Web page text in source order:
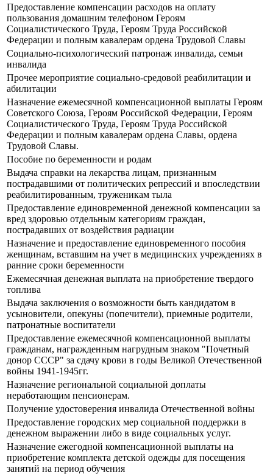
Предоставление компенсации расходов на оплату
пользования домашним телефоном Героям
Социалистического Труда, Героям Труда Российской
Федерации и полным кавалерам ордена Трудовой Славы
Социально-психологический патронаж инвалида, семьи
инвалида
Прочее мероприятие социально-средовой реабилитации и
абилитации
Назначение ежемесячной компенсационной выплаты Героям
Советского Союза, Героям Российской Федерации, Героям
Социалистического Труда, Героям Труда Российской
Федерации и полным кавалерам ордена Славы, ордена
Трудовой Славы.
Пособие по беременности и родам
Выдача справки на лекарства лицам, признанным
пострадавшими от политических репрессий и впоследствии
реабилитированным, труженикам тыла
Предоставление единовременной денежной компенсации за
вред здоровью отдельным категориям граждан,
пострадавших от воздействия радиации
Назначение и предоставление единовременного пособия
женщинам, вставшим на учет в медицинских учреждениях в
ранние сроки беременности
Ежемесячная денежная выплата на приобретение твердого
топлива
Выдача заключения о возможности быть кандидатом в
усыновители, опекуны (попечители), приемные родители,
патронатные воспитатели
Предоставление ежемесячной компенсационной выплаты
гражданам, награжденным нагрудным знаком "Почетный
донор СССР" за сдачу крови в годы Великой Отечественной
войны 1941-1945гг.
Назначение региональной социальной доплаты
неработающим пенсионерам.
Получение удостоверения инвалида Отечественной войны
Предоставление городских мер социальной поддержки в
денежном выражении либо в виде социальных услуг.
Назначение ежегодной компенсационной выплаты на
приобретение комплекта детской одежды для посещения
занятий на период обучения